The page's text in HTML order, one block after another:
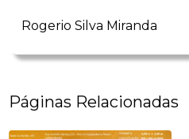
Rogerio Silva Miranda
Páginas Relacionadas